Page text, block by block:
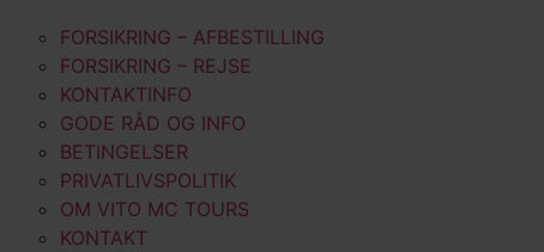
FORSIKRING – AFBESTILLING
FORSIKRING – REJSE
KONTAKTINFO
GODE RÅD OG INFO
BETINGELSER
PRIVATLIVSPOLITIK
OM VITO MC TOURS
KONTAKT